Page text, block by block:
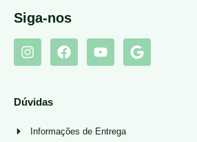
Siga-nos
Dúvidas
Informações de Entrega